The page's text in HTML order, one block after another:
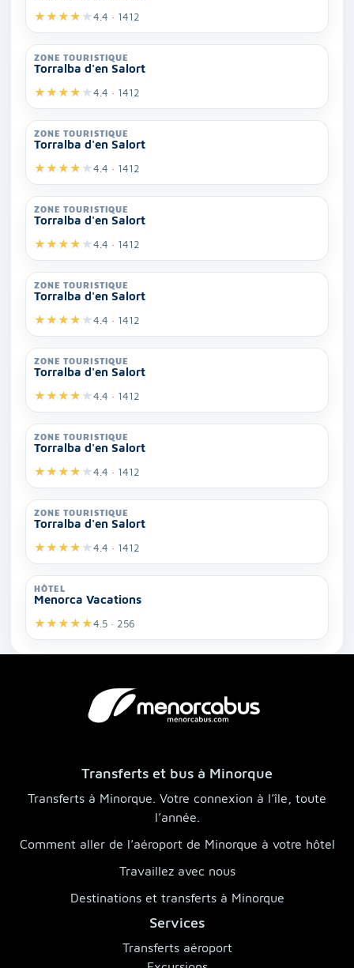
★★★★ ★4.4 · 1412
ZONE TOURISTIQUE
Torralba d'en Salort
★★★★ ★4.4 · 1412
ZONE TOURISTIQUE
Torralba d'en Salort
★★★★ ★4.4 · 1412
ZONE TOURISTIQUE
Torralba d'en Salort
★★★★ ★4.4 · 1412
ZONE TOURISTIQUE
Torralba d'en Salort
★★★★ ★4.4 · 1412
ZONE TOURISTIQUE
Torralba d'en Salort
★★★★ ★4.4 · 1412
ZONE TOURISTIQUE
Torralba d'en Salort
★★★★ ★4.4 · 1412
ZONE TOURISTIQUE
Torralba d'en Salort
★★★★ ★4.4 · 1412
HÔTEL
Menorca Vacations
★★★★★4.5 · 256
Transferts et bus à Minorque
Transferts à Minorque. Votre connexion à l’île, toute
l’année.
Comment aller de l’aéroport de Minorque à votre hôtel
Travaillez avec nous
Destinations et transferts à Minorque
Services
Transferts aéroport